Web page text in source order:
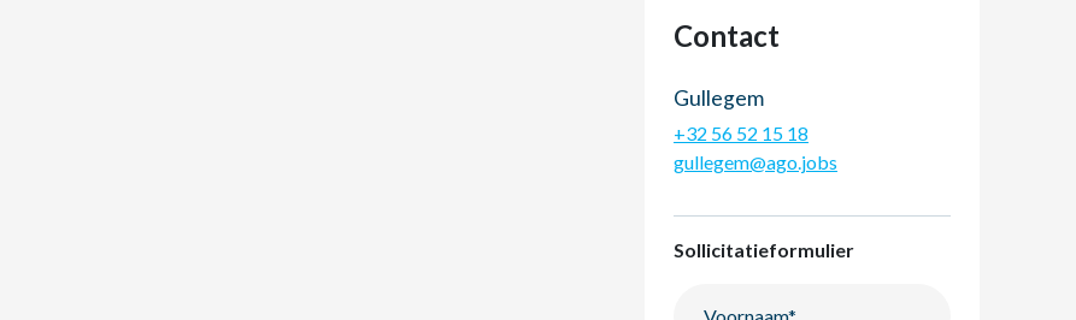
Contact
Gullegem
+32 56 52 15 18
gullegem@ago.jobs
Sollicitatieformulier